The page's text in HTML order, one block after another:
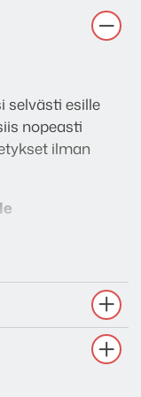
selvästi esille
nopeasti
ilman
löydät
vaihda